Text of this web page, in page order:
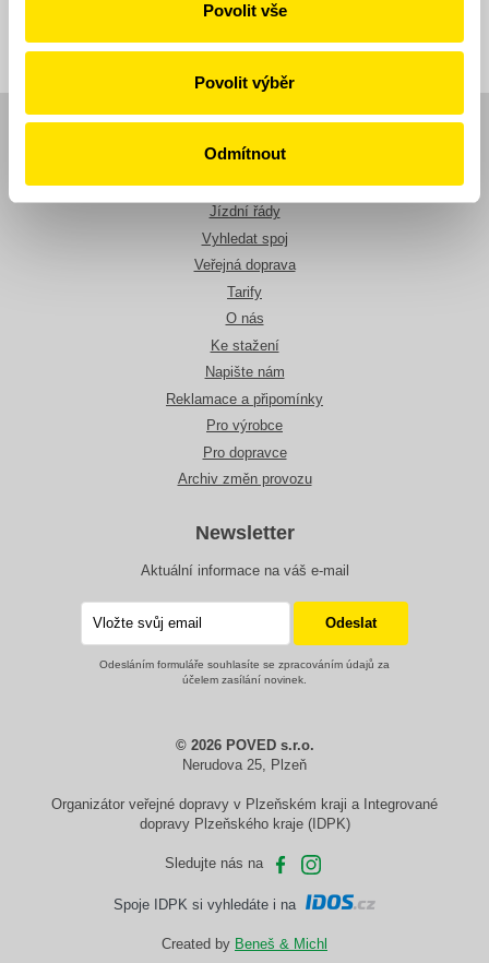
Povolit vše
Povolit výběr
Odmítnout
Navigace
Novinky
Jízdní řády
Vyhledat spoj
Veřejná doprava
Tarify
O nás
Ke stažení
Napište nám
Reklamace a připomínky
Pro výrobce
Pro dopravce
Archiv změn provozu
Newsletter
Aktuální informace na váš e-mail
Odesláním formuláře souhlasíte se zpracováním údajů za
účelem zasílání novinek.
© 2026 POVED s.r.o.
Nerudova 25, Plzeň
Organizátor veřejné dopravy v Plzeňském kraji a Integrované
dopravy Plzeňského kraje (IDPK)
Sledujte nás na
Spoje IDPK si vyhledáte i na
Created by Beneš & Michl